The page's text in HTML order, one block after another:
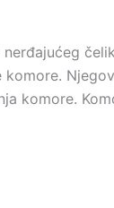
komore.